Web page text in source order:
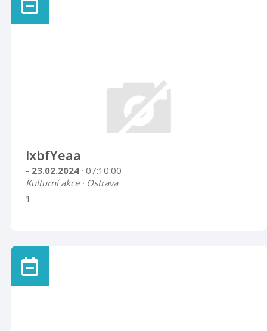
lxbfYeaa
- 23.02.2024 · 07:10:00
Kulturní akce · Ostrava
1